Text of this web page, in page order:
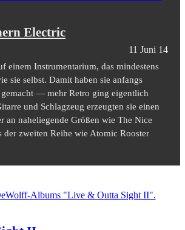
Electric
11 Juni 14
einem Instrumentarium, das mindestens
sie selbst. Damit haben sie anfangs
— mehr Retro ging eigentlich
und Schlagzeug erzeugten sie einen
an naheliegende Größen wie The Nice
der zweiten Reihe wie Atomic Rooster